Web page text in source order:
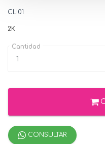
CLI01
2K
Cantidad
CONSULTAR